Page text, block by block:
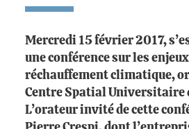
Mercredi 15 février 2017,
une conférence sur les
réchauffement climatique,
Centre Spatial Universitaire
L’orateur invité de cette